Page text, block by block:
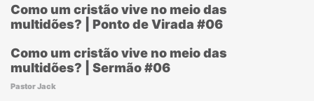
Como um cristão vive no meio das
multidões? | Ponto de Virada #06
Como um cristão vive no meio das
multidões? | Sermão #06
Pastor Jack